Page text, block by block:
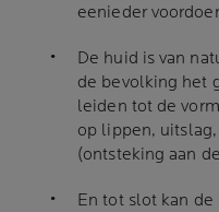
eenieder
De huid is van
de bevolking het
leiden tot de
op lippen,
(ontsteking aan
En tot slot kan